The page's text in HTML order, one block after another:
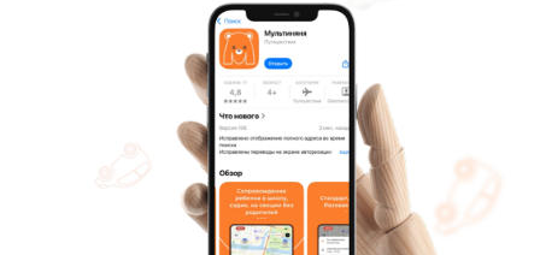
У вас 2 и более ребенка
ВАМ ТОЧНО НУЖЕН
СЕРВИСЕСЛИ: